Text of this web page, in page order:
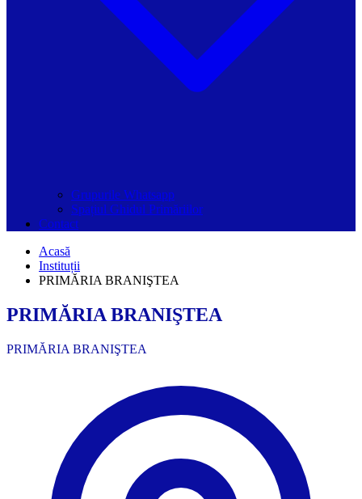
Grupurile Whatsapp
Spațiul Ghidul Primăriilor
Contact
Acasă
Instituții
PRIMĂRIA BRANIŞTEA
PRIMĂRIA BRANIŞTEA
PRIMĂRIA BRANIŞTEA